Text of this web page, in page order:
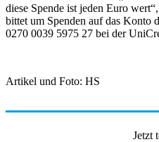
diese Spende ist jeden Euro
bittet um Spenden auf das Konto
0270 0039 5975 27 bei der
Artikel und Foto: HS
Jetzt